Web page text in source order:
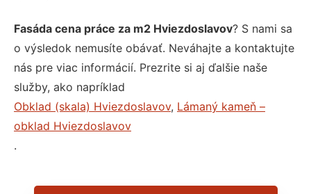
Fasáda cena práce za m2 Hviezdoslavov? S nami sa
o výsledok nemusíte obávať. Neváhajte a kontaktujte
nás pre viac informácií. Prezrite si aj ďalšie naše
služby, ako napríklad
Obklad (skala) Hviezdoslavov, Lámaný kameň –
obklad Hviezdoslavov
.